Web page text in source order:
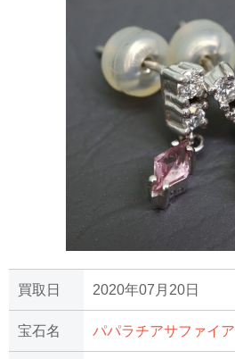
買取日 2020年07月20日
宝石名 パパラチアサファイア